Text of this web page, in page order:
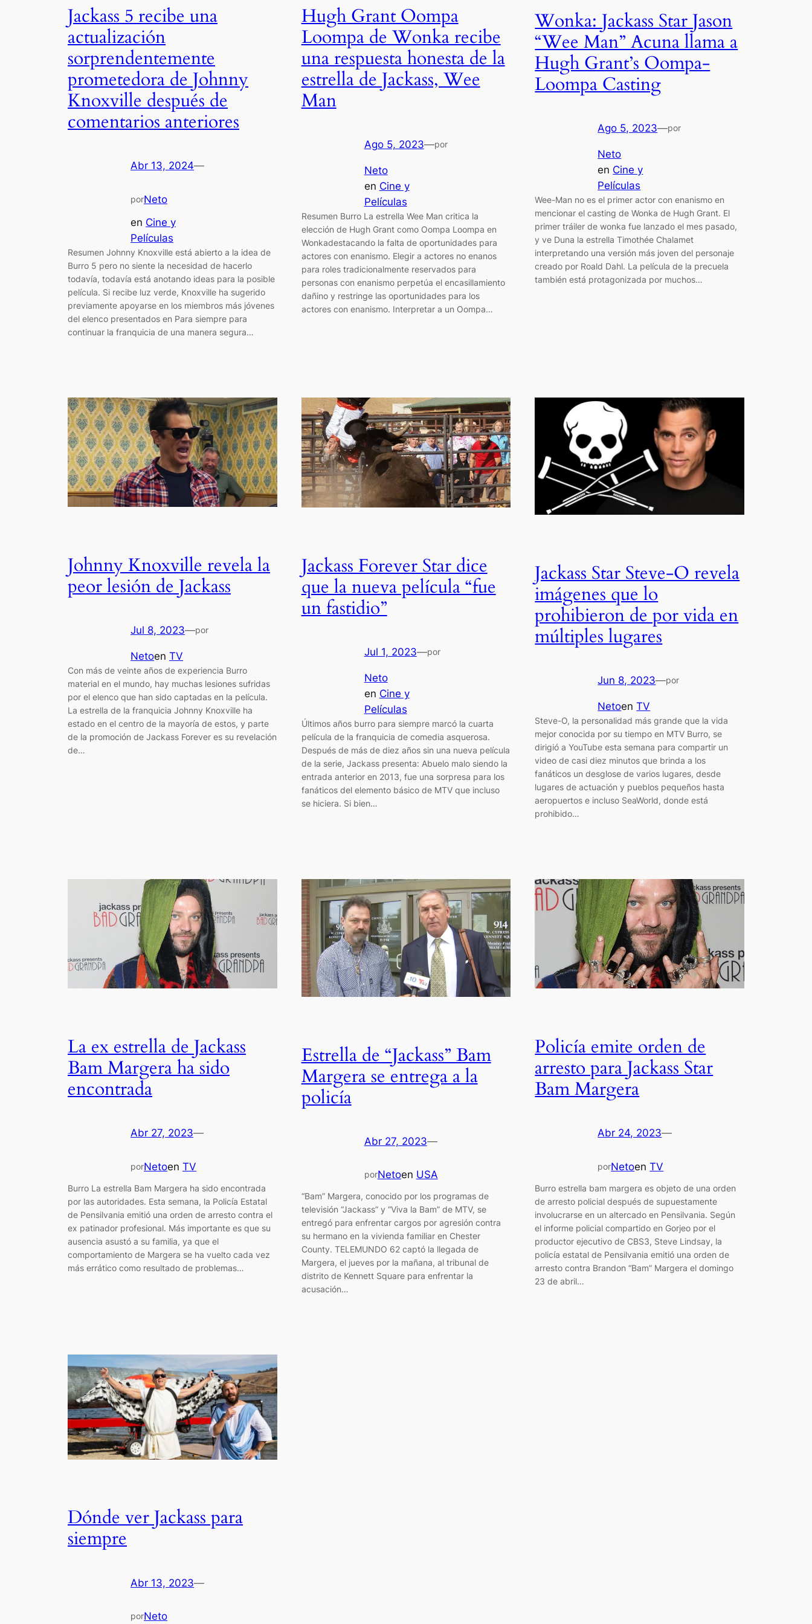
Jackass 5 recibe una
actualización
sorprendentemente
prometedora de Johnny
Knoxville después de
comentarios anteriores
Abr 13, 2024—
porNeto
en Cine y
Películas
Resumen Johnny Knoxville está abierto a la idea de
Burro 5 pero no siente la necesidad de hacerlo
todavía, todavía está anotando ideas para la posible
película. Si recibe luz verde, Knoxville ha sugerido
previamente apoyarse en los miembros más jóvenes
del elenco presentados en Para siempre para
continuar la franquicia de una manera segura…
Hugh Grant Oompa
Loompa de Wonka recibe
una respuesta honesta de la
estrella de Jackass, Wee
Man
Ago 5, 2023—por
Neto
en Cine y
Películas
Resumen Burro La estrella Wee Man critica la
elección de Hugh Grant como Oompa Loompa en
Wonkadestacando la falta de oportunidades para
actores con enanismo. Elegir a actores no enanos
para roles tradicionalmente reservados para
personas con enanismo perpetúa el encasillamiento
dañino y restringe las oportunidades para los
actores con enanismo. Interpretar a un Oompa…
Wonka: Jackass Star Jason
“Wee Man” Acuna llama a
Hugh Grant’s Oompa-
Loompa Casting
Ago 5, 2023—por
Neto
en Cine y
Películas
Wee-Man no es el primer actor con enanismo en
mencionar el casting de Wonka de Hugh Grant. El
primer tráiler de wonka fue lanzado el mes pasado,
y ve Duna la estrella Timothée Chalamet
interpretando una versión más joven del personaje
creado por Roald Dahl. La película de la precuela
también está protagonizada por muchos…
Johnny Knoxville revela la
peor lesión de Jackass
Jul 8, 2023—por
Netoen TV
Con más de veinte años de experiencia Burro
material en el mundo, hay muchas lesiones sufridas
por el elenco que han sido captadas en la película.
La estrella de la franquicia Johnny Knoxville ha
estado en el centro de la mayoría de estos, y parte
de la promoción de Jackass Forever es su revelación
de…
Jackass Forever Star dice
que la nueva película “fue
un fastidio”
Jul 1, 2023—por
Neto
en Cine y
Películas
Últimos años burro para siempre marcó la cuarta
película de la franquicia de comedia asquerosa.
Después de más de diez años sin una nueva película
de la serie, Jackass presenta: Abuelo malo siendo la
entrada anterior en 2013, fue una sorpresa para los
fanáticos del elemento básico de MTV que incluso
se hiciera. Si bien…
Jackass Star Steve-O revela
imágenes que lo
prohibieron de por vida en
múltiples lugares
Jun 8, 2023—por
NetoenTV
Steve-O, la personalidad más grande que la vida
mejor conocida por su tiempo en MTV Burro, se
dirigió a YouTube esta semana para compartir un
video de casi diez minutos que brinda a los
fanáticos un desglose de varios lugares, desde
lugares de actuación y pueblos pequeños hasta
aeropuertos e incluso SeaWorld, donde está
prohibido…
La ex estrella de Jackass
Bam Margera ha sido
encontrada
Abr 27, 2023—
porNetoen TV
Burro La estrella Bam Margera ha sido encontrada
por las autoridades. Esta semana, la Policía Estatal
de Pensilvania emitió una orden de arresto contra el
ex patinador profesional. Más importante es que su
ausencia asustó a su familia, ya que el
comportamiento de Margera se ha vuelto cada vez
más errático como resultado de problemas…
Estrella de “Jackass” Bam
Margera se entrega a la
policía
Abr 27, 2023—
porNetoen USA
“Bam” Margera, conocido por los programas de
televisión “Jackass” y “Viva la Bam” de MTV, se
entregó para enfrentar cargos por agresión contra
su hermano en la vivienda familiar en Chester
County. TELEMUNDO 62 captó la llegada de
Margera, el jueves por la mañana, al tribunal de
distrito de Kennett Square para enfrentar la
acusación…
Policía emite orden de
arresto para Jackass Star
Bam Margera
Abr 24, 2023—
porNetoenTV
Burro estrella bam margera es objeto de una orden
de arresto policial después de supuestamente
involucrarse en un altercado en Pensilvania. Según
el informe policial compartido en Gorjeo por el
productor ejecutivo de CBS3, Steve Lindsay, la
policía estatal de Pensilvania emitió una orden de
arresto contra Brandon “Bam” Margera el domingo
23 de abril…
Dónde ver Jackass para
siempre
Abr 13, 2023—
porNeto